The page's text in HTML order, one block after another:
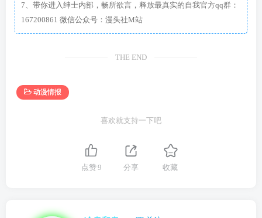
7、带你进入绅士内部，畅所欲言，释放最真实的自我官方qq群：
167200861 微信公众号：漫头社M站
THE END
动漫情报
喜欢就支持一下吧
点赞9 分享 收藏